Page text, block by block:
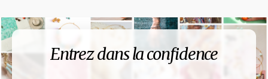
Entrez dans la confidence